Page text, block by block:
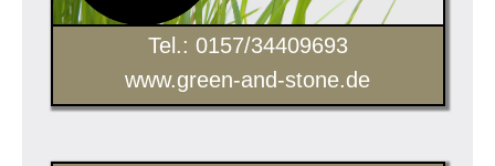
Tel.: 0157/34409693
www.green-and-stone.de